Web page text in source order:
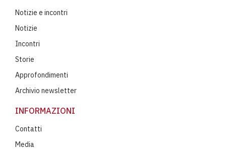
Notizie e incontri
Notizie
Incontri
Storie
Approfondimenti
Archivio newsletter
INFORMAZIONI
Contatti
Media